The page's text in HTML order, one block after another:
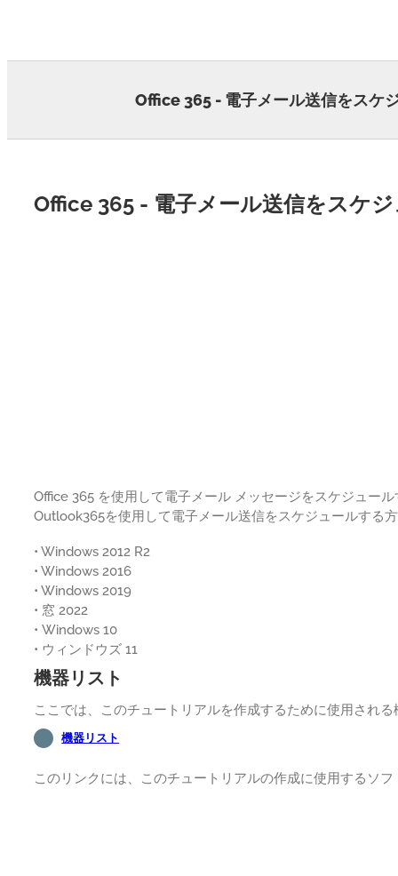
Office 365 - 電子メール送信をスケ
Office 365 - 電子メール送信をスケ
Office 365 を使用して電子メール メッセージをスケジュー
Outlook365を使用して電子メール送信をスケジュールする方
• Windows 2012 R2
• Windows 2016
• Windows 2019
• 窓 2022
• Windows 10
• ウィンドウズ 11
機器リスト
ここでは、このチュートリアルを作成するために使用され
機器リスト
このリンクには、このチュートリアルの作成に使用するソフ